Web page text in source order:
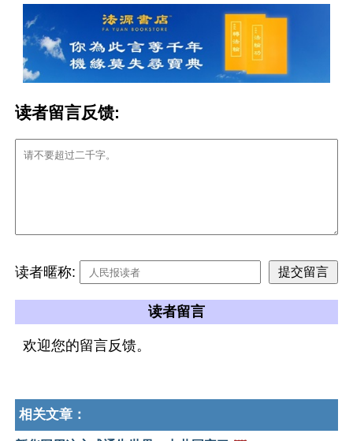
读者留言反馈:
读者暱称:
读者留言
欢迎您的留言反馈。
相关文章：